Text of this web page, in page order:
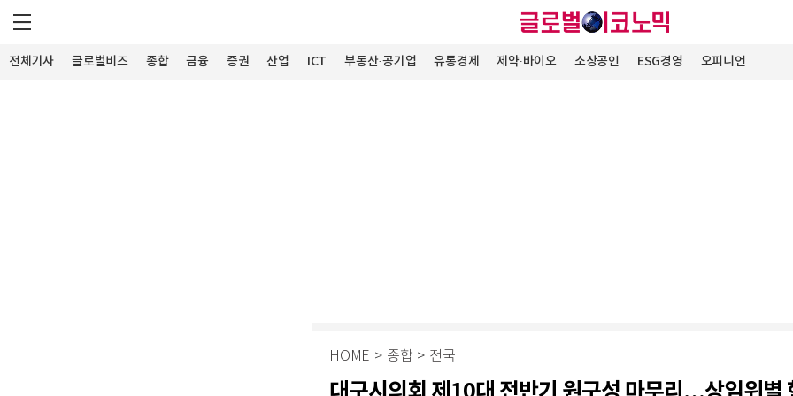
전체기사 글로벌비즈 종합 금융 증권 산업 ICT 부동산·공기업 유통경제 제약∙바이오 소상공인 ESG경영 오피니언
HOME > 종합 > 전국